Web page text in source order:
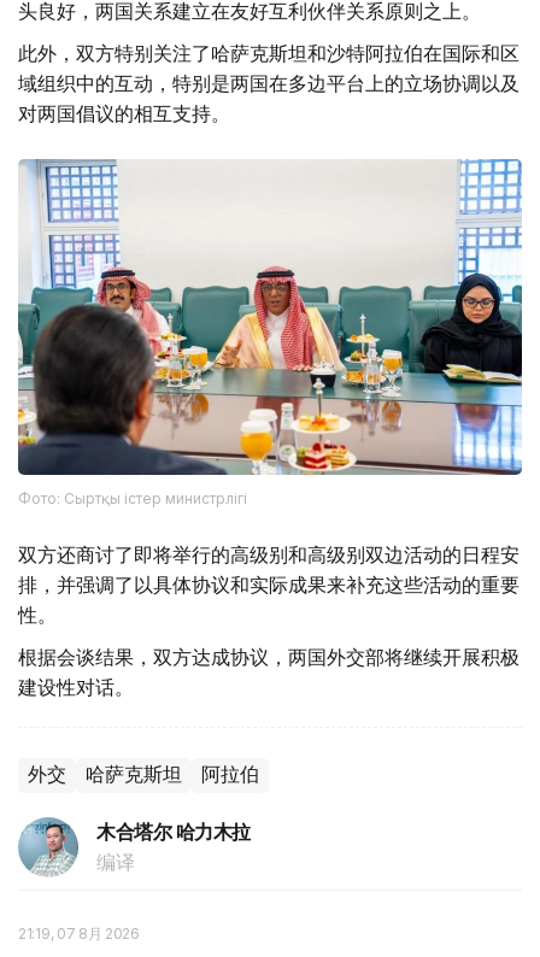
头良好，两国关系建立在友好互利伙伴关系原则之上。
此外，双方特别关注了哈萨克斯坦和沙特阿拉伯在国际和区
域组织中的互动，特别是两国在多边平台上的立场协调以及
对两国倡议的相互支持。
Фото: Сыртқы істер министрлігі
双方还商讨了即将举行的高级别和高级别双边活动的日程安
排，并强调了以具体协议和实际成果来补充这些活动的重要
性。
根据会谈结果，双方达成协议，两国外交部将继续开展积极
建设性对话。
外交 哈萨克斯坦 阿拉伯
木合塔尔 哈力木拉
编译
21:19, 07 8月 2026